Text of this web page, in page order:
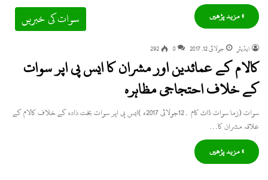
» مزید پڑھیں
سوات کی خبریں
ایڈیٹر جولائی 12, 2017 0
292
کالام کے عمائدین اور مشران کا ایس پی اپر سوات
کے خلاف احتجاجی مظاہرہ
سوات (زما سوات ڈاٹ کام ۔12جولائی 2017ء )ایس پی اپر سوات بخت ذادہ کے خلاف کالام کے
علاقہ مشران کا…
» مزید پڑھیں